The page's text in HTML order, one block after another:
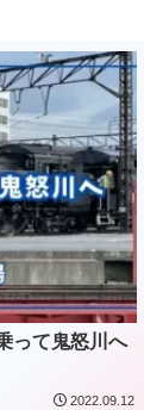
って鬼怒川へ
2022.09.12